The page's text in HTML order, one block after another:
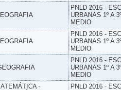
PNLD 2016 -
URBANAS 1º A
MEDIO
PNLD 2016 -
URBANAS 1º A
MEDIO
PNLD 2016 -
URBANAS 1º A
MEDIO
-
PNLD 2016 -